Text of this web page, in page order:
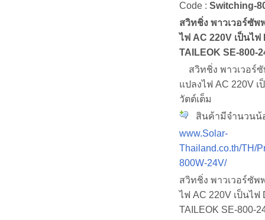
Code : Switching-
สวิทชิ่ง พาวเวอร์ซัพ
ไฟ AC 220V เป็นไฟ
TAILEOK SE-800-
สวิทชิ่ง พาวเวอร์ซั
แปลงไฟ AC 220V เ
วัตต์เต็ม
สินค้ามีจำนวนน้
www.Solar-
Thailand.co.th/TH/
800W-24V/
สวิทชิ่ง พาวเวอร์ซัพ
ไฟ AC 220V เป็นไฟ
TAILEOK SE-800-